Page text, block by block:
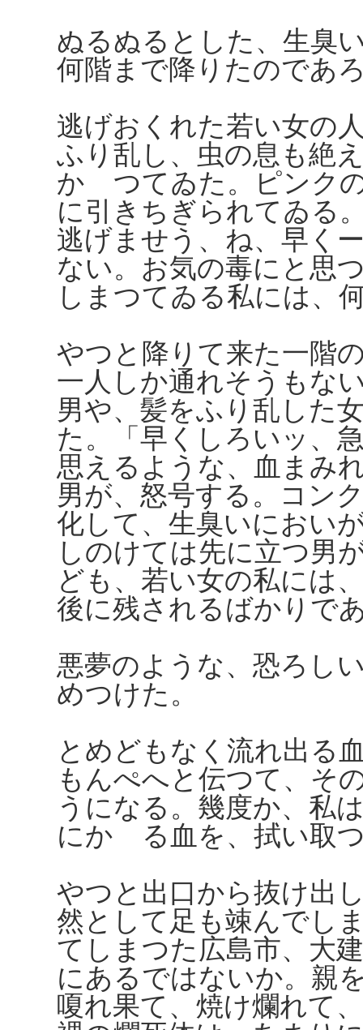
ぬるぬるとした、生臭
何階まで降りたのであ
逃げおくれた若い女の
ふり乱し、虫の息も絶
かゝつてゐた。ピンク
に引きちぎられてゐる
逃げませう、ね、早く
ない。お気の毒にと思
しまつてゐる私には、
やつと降りて来た一階
一人しか通れそうもな
男や、髪をふり乱した
た。「早くしろいッ、
思えるような、血まみ
男が、怒号する。コン
化して、生臭いにおい
しのけては先に立つ男
ども、若い女の私には
後に残されるばかりで
悪夢のような、恐ろし
めつけた。
とめどもなく流れ出る
もんぺへと伝つて、そ
うになる。幾度か、私
にかゝる血を、拭い取
やつと出口から抜け出
然として足も竦んでし
てしまつた広島市、大
にあるではないか。親
嗄れ果て、焼け爛れて